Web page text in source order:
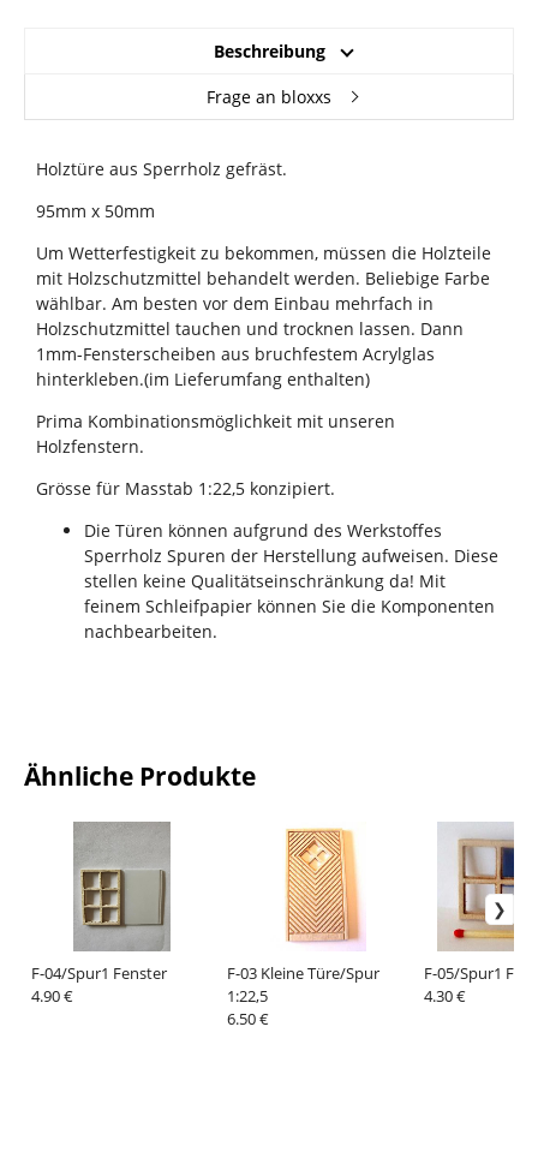
Beschreibung
Frage an bloxxs
Holztüre aus Sperrholz gefräst.
95mm x 50mm
Um Wetterfestigkeit zu bekommen, müssen die Holzteile
mit Holzschutzmittel behandelt werden. Beliebige Farbe
wählbar. Am besten vor dem Einbau mehrfach in
Holzschutzmittel tauchen und trocknen lassen. Dann
1mm-Fensterscheiben aus bruchfestem Acrylglas
hinterkleben.(im Lieferumfang enthalten)
Prima Kombinationsmöglichkeit mit unseren
Holzfenstern.
Grösse für Masstab 1:22,5 konzipiert.
Die Türen können aufgrund des Werkstoffes
Sperrholz Spuren der Herstellung aufweisen. Diese
stellen keine Qualitätseinschränkung da! Mit
feinem Schleifpapier können Sie die Komponenten
nachbearbeiten.
Ähnliche Produkte
F-04/Spur1 Fenster
4.90 €
F-03 Kleine Türe/Spur
1:22,5
6.50 €
F-05/Spur1
4.30 €